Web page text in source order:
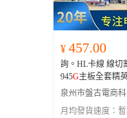
¥ 457.00
詢。HL卡線 線切
945G主板全套精
月均發貨速度：